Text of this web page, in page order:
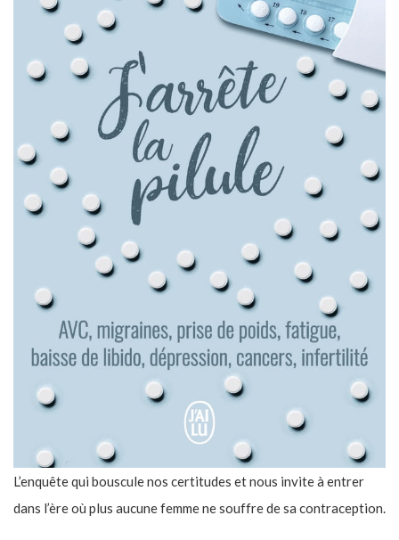
L’enquête qui bouscule nos certitudes et nous invite à entrer
dans l’ère où plus aucune femme ne souffre de sa contraception.